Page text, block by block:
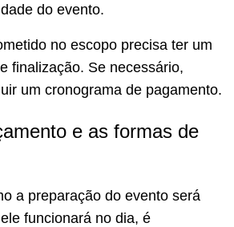
do evento.
no escopo precisa ter um
finalização. Se necessário,
um cronograma de pagamento.
e as formas de
a preparação do evento será
funcionará no dia, é